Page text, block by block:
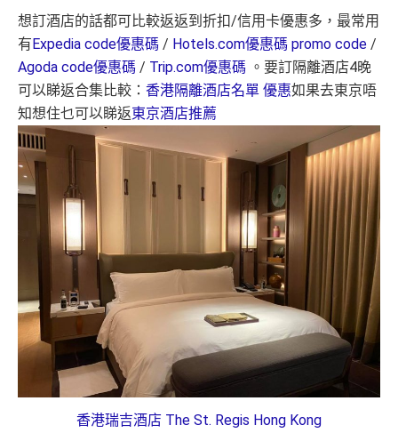
想訂酒店的話都可比較返返到折扣/信用卡優惠多，最常用
有 Expedia code優惠碼 / Hotels.com優惠碼 promo code /
Agoda code優惠碼 / Trip.com優惠碼 。要訂隔離酒店4晚
可以睇返合集比較： 香港隔離酒店名單 優惠如果去東京唔
知想住乜可以睇返東京酒店推薦
香港瑞吉酒店 The St. Regis Hong Kong